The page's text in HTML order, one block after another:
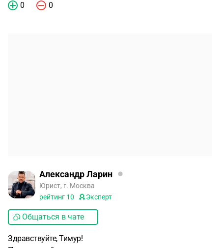
0 0
Александр Ларин
Юрист, г. Москва
рейтинг 10 Эксперт
Общаться в чате
Здравствуйте, Тимур!